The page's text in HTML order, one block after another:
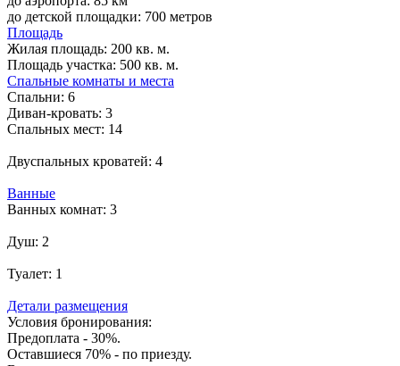
до детской площадки: 700 метров
Площадь
Жилая площадь: 200 кв. м.
Площадь участка: 500 кв. м.
Спальные комнаты и места
Спальни: 6
Диван-кровать: 3
Спальных мест: 14
Двуспальных кроватей: 4
Ванные
Ванных комнат: 3
Душ: 2
Туалет: 1
Детали размещения
Условия бронирования:
Предоплата - 30%.
Оставшиеся 70% - по приезду.